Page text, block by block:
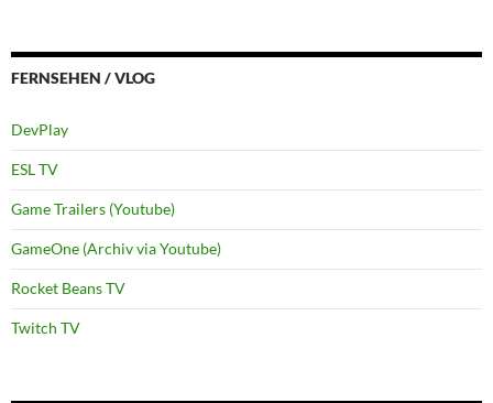
FERNSEHEN / VLOG
DevPlay
ESL TV
Game Trailers (Youtube)
GameOne (Archiv via Youtube)
Rocket Beans TV
Twitch TV